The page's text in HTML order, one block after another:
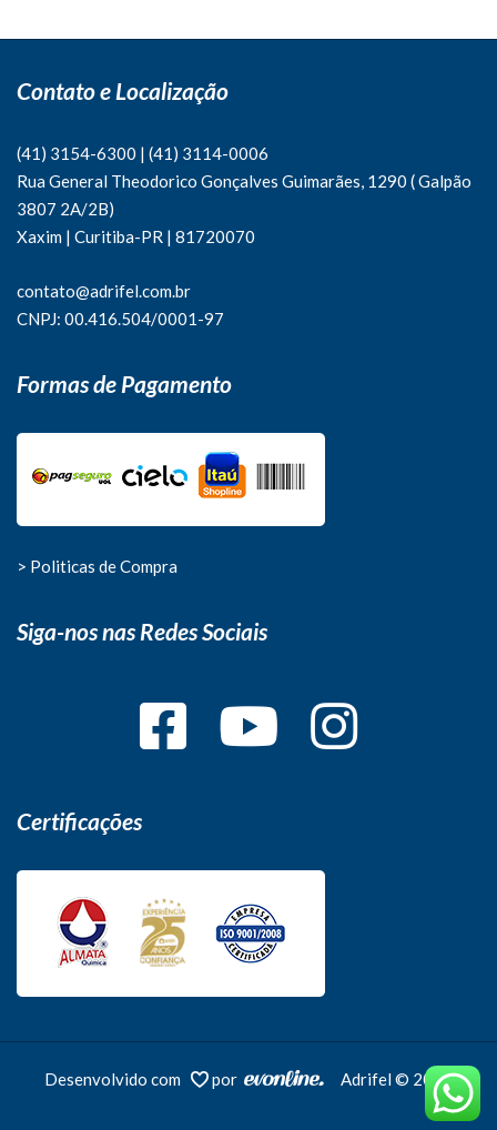
Contato e Localização
(41) 3154-6300 | (41) 3114-0006
Rua General Theodorico Gonçalves Guimarães, 1290 ( Galpão
3807 2A/2B)
Xaxim | Curitiba-PR | 81720070
contato@adrifel.com.br
CNPJ: 00.416.504/0001-97
Formas de Pagamento
> Politicas de Compra
Siga-nos nas Redes Sociais
Certificações
Desenvolvido com por Adrifel © 2026